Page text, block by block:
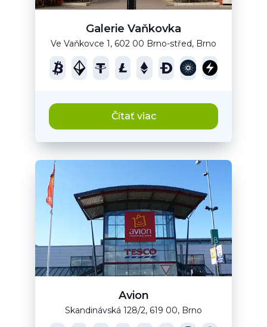
Galerie Vaňkovka
Ve Vaňkovce 1, 602 00 Brno-střed, Brno
Čítať viac
Avion
Skandinávská 128/2, 619 00, Brno